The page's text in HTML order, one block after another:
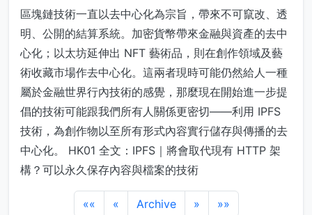
區塊鏈技術一直以去中心化為宗旨，帶來不可竄改、透
明、公開的結算系統。加密貨幣帶來金融與資產的去中
心化；以太坊延伸出 NFT 藝術品，則在創作領域及藝
術收藏市場作去中心化。這兩者現時可能仍然給人一種
屬於金融世界行內技術的感覺，那麼現在開始進一步提
倡的技術可能跟我們所有人關係更密切——利用 IPFS
技術，為創作物以至所有形式內容實行儲存與傳播的去
中心化。 HK01 全文：IPFS｜將會取代現有 HTTP 架
構？可以永久保存內容與檔案的技術
«« « Archive » »»